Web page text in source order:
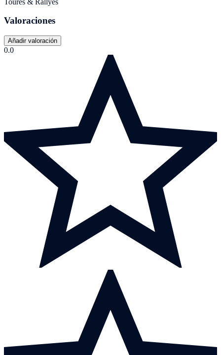
Valoraciones
Añadir valoración
0.0